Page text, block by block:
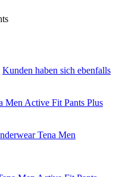
Kunden haben sich ebenfalls
Men Active Fit Pants Plus
Tena Men